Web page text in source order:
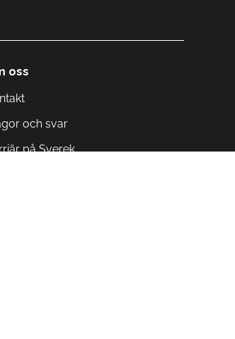
oss
och svar
på Sverek